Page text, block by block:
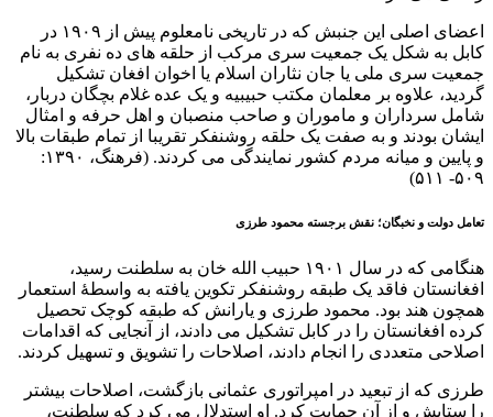
اعضای اصلی این جنبش که در تاریخی نامعلوم پیش از ۱۹۰۹ در
کابل به شکل یک جمعیت سری مرکب از حلقه های ده نفری به نام
جمعیت سری ملی یا جان نثاران اسلام یا اخوان افغان تشکیل
گردید، علاوه بر معلمان مکتب حبیبیه و یک عده غلام بچگان دربار،
شامل سرداران و ماموران و صاحب منصبان و اهل حرفه و امثال
ایشان بودند و به صفت یک حلقه روشنفکر تقریبا از تمام طبقات بالا
و پایین و میانه مردم کشور نمایندگی می کردند. (فرهنگ، ۱۳۹۰:
۵۰۹- ۵۱۱)
تعامل دولت و نخبگان؛ نقش برجسته محمود طرزی
هنگامی که در سال ۱۹۰۱ حبیب الله خان به سلطنت رسید،
افغانستان فاقد یک طبقه روشنفکر تکوین یافته به واسطۀ استعمار
همچون هند بود. محمود طرزی و یارانش که طبقه کوچک تحصیل
کرده افغانستان را در کابل تشکیل می دادند، از آنجایی که اقدامات
اصلاحی متعددی را انجام دادند، اصلاحات را تشویق و تسهیل کردند.
طرزی که از تبعید در امپراتوری عثمانی بازگشت، اصلاحات بیشتر
را ستایش و از آن حمایت کرد. او استدلال می کرد که سلطنت،